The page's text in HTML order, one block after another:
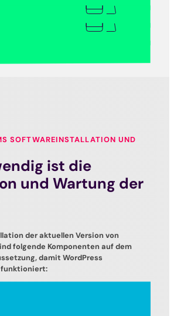
LÖSUNG
Unternehmenswebsite
sind starke Kundenmagnete, die
LÖSUNG
stärken Sie Ihr Auftreten und
SOFTWAREINSTALLATION UND
ist die
und Wartung der
der aktuellen Version von
folgende Komponenten auf dem
damit WordPress